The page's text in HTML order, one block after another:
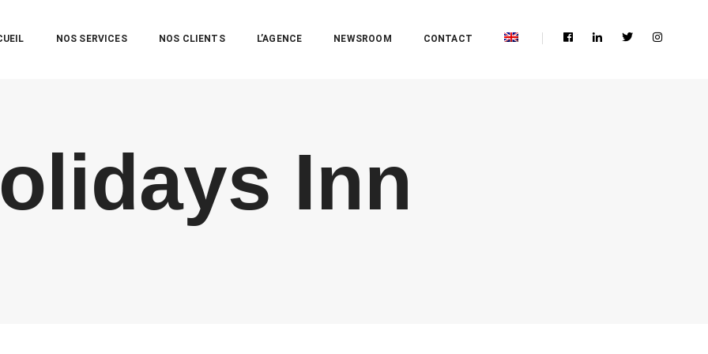
NOS SERVICES NOS CLIENTS L’AGENCE NEWSROOM CONTACT
Inn